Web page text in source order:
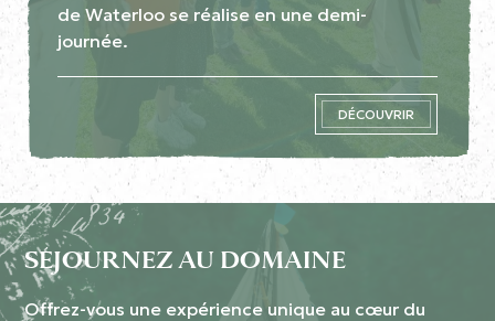
de Waterloo se réalise en une demi-
journée.
DÉCOUVRIR
SÉJOURNEZ AU DOMAINE
Offrez-vous une expérience unique au cœur du